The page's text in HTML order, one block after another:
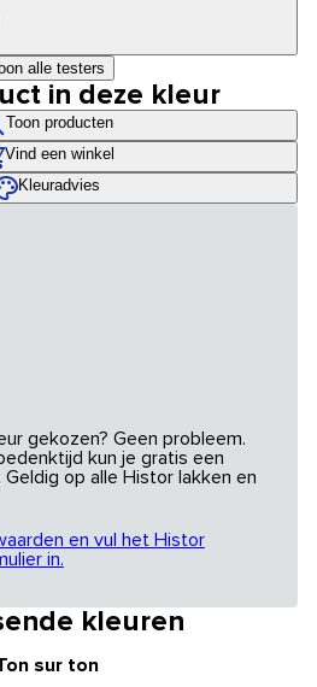
alle testers
in deze kleur
Toon producten
Vind een winkel
Kleuradvies
gekozen? Geen probleem.
kun je gratis een
op alle Histor lakken en
en vul het Histor
in.
kleuren
sur ton